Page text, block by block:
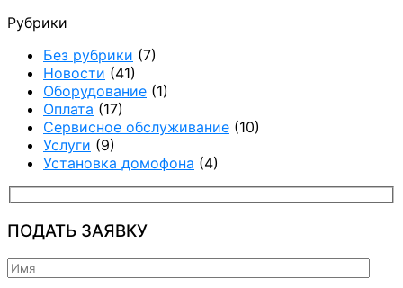
Рубрики
Без рубрики (7)
Новости (41)
Оборудование (1)
Оплата (17)
Сервисное обслуживание (10)
Услуги (9)
Установка домофона (4)
ПОДАТЬ ЗАЯВКУ